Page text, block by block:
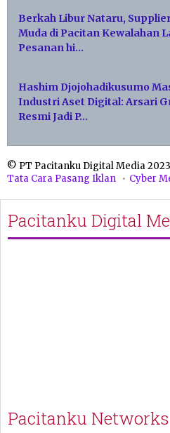
Berkah Libur Nataru,
Muda di Pacitan Kewalahan
Pesanan hi…
Hashim Djojohadikusumo
Industri Aset Digital: Arsari
Resmi Jadi P…
© PT Pacitanku Digital Media 2023
Tata Cara Pasang Iklan
Cyber
Pacitanku Digital
Pacitanku Networks